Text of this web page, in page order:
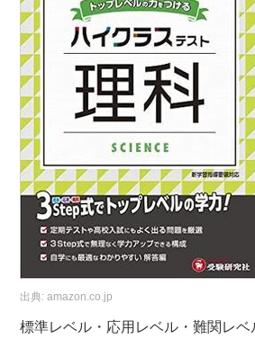
出典:amazon.co.jp
標準レベル・応用レベル・難関レ